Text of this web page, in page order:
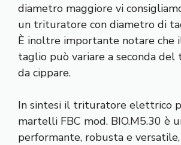
diametro maggiore vi
un trituratore con diametro di
È inoltre importante notare che
taglio può variare a seconda
da cippare.
In sintesi il trituratore elettrico
martelli FBC mod. BIO.M5.30 è
performante, robusta e